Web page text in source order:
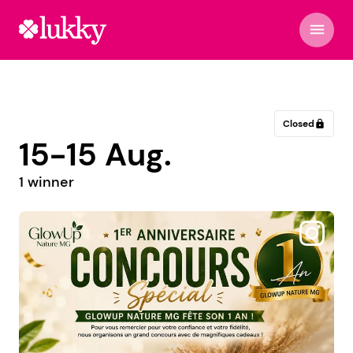
menu
Closed lock
15-15 Aug.
1 winner
@damagrela